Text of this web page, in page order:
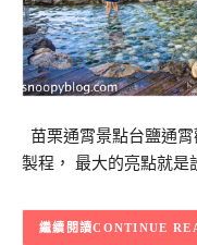
苗栗通霄景點台鹽通
製程， 最大的亮點就
CONTINUE